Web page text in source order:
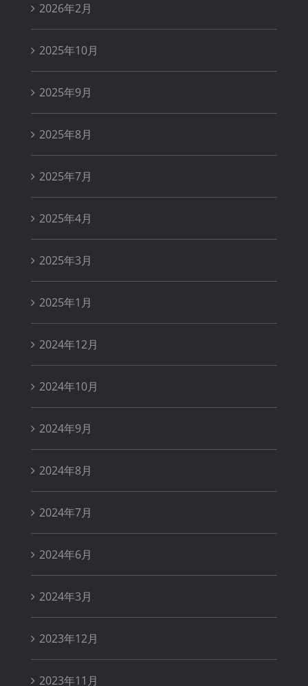
2026年2月
2025年10月
2025年9月
2025年8月
2025年7月
2025年4月
2025年3月
2025年1月
2024年12月
2024年10月
2024年9月
2024年8月
2024年7月
2024年6月
2024年3月
2023年12月
2023年11月